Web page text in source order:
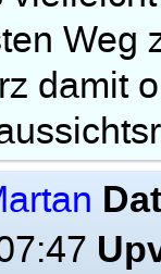
Weg
damit